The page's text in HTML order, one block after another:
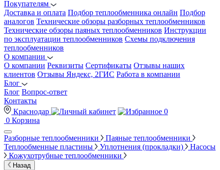
Покупателям
Доставка и оплата Подбор теплообменника онлайн Подбор
аналогов Технические обзоры разборных теплообменников
Технические обзоры паяных теплообменников Инструкции
по эксплуатации теплообменников Схемы подключения
теплообменников
О компании
О компании Реквизиты Сертификаты Отзывы наших
клиентов Отзывы Яндекс, 2ГИС Работа в компании
Блог
Блог Вопрос-ответ
Контакты
Краснодар
0
0 Корзина
Разборные теплообменники
Паяные теплообменники
Теплообменные пластины
Уплотнения (прокладки)
Насосы
Кожухотрубные теплообменники
Назад